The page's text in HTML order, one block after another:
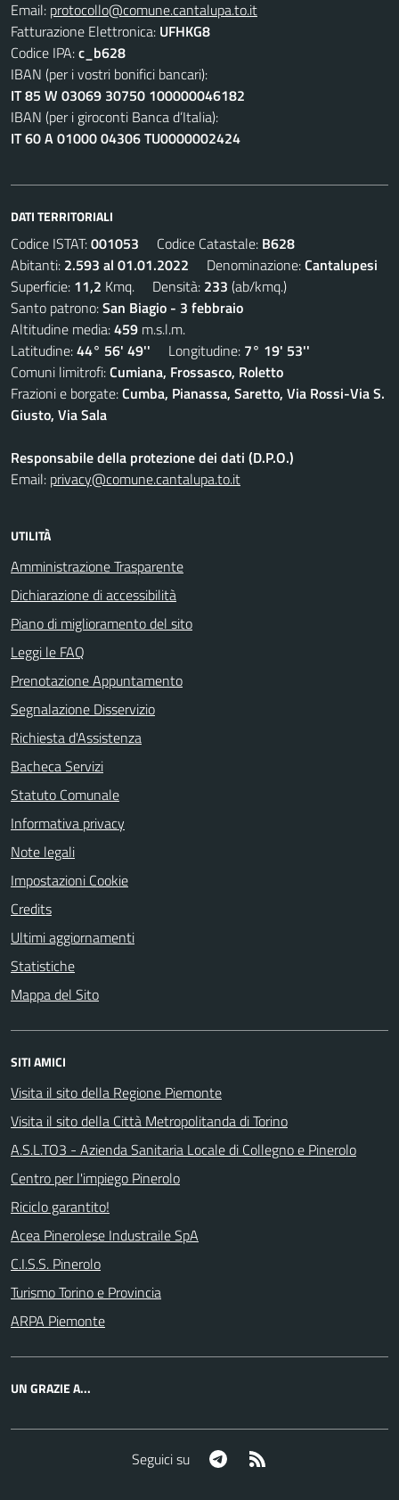
Email: protocollo@comune.cantalupa.to.it
Fatturazione Elettronica: UFHKG8
Codice IPA:c_b628
IBAN (per i vostri bonifici bancari):
IT 85 W 03069 30750 100000046182
IBAN (per i giroconti Banca d’Italia):
IT 60 A 01000 04306 TU0000002424
DATI TERRITORIALI
Codice ISTAT:001053 Codice Catastale: B628
Abitanti: 2.593 al 01.01.2022 Denominazione:Cantalupesi
Superficie: 11,2 Kmq. Densità: 233 (ab/kmq.)
Santo patrono:San Biagio - 3 febbraio
Altitudine media:459 m.s.l.m.
Latitudine:44° 56' 49'' Longitudine: 7° 19' 53''
Comuni limitrofi:Cumiana, Frossasco, Roletto
Frazioni e borgate:Cumba, Pianassa, Saretto, Via Rossi-Via S.
Giusto, Via Sala
Responsabile della protezione dei dati (D.P.O.)
Email: privacy@comune.cantalupa.to.it
UTILITÀ
Amministrazione Trasparente
Dichiarazione di accessibilità
Piano di miglioramento del sito
Leggi le FAQ
Prenotazione Appuntamento
Segnalazione Disservizio
Richiesta d'Assistenza
Bacheca Servizi
Statuto Comunale
Informativa privacy
Note legali
Impostazioni Cookie
Credits
Ultimi aggiornamenti
Statistiche
Mappa del Sito
SITI AMICI
Visita il sito della Regione Piemonte
Visita il sito della Città Metropolitanda di Torino
A.S.L.TO3 - Azienda Sanitaria Locale di Collegno e Pinerolo
Centro per l'impiego Pinerolo
Riciclo garantito!
Acea Pinerolese Industraile SpA
C.I.S.S. Pinerolo
Turismo Torino e Provincia
ARPA Piemonte
UN GRAZIE A...
Seguici su Telegram